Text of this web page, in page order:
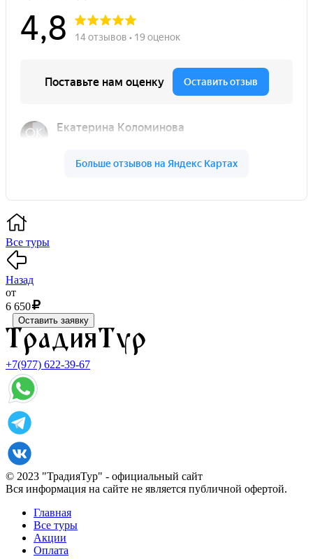
Все туры
Назад
от
6 650
Оставить заявку
+7(977) 622-39-67
© 2023 "ТрадияТур" - официальный сайт
Вся информация на сайте не является публичной офертой.
Главная
Все туры
Акции
Оплата